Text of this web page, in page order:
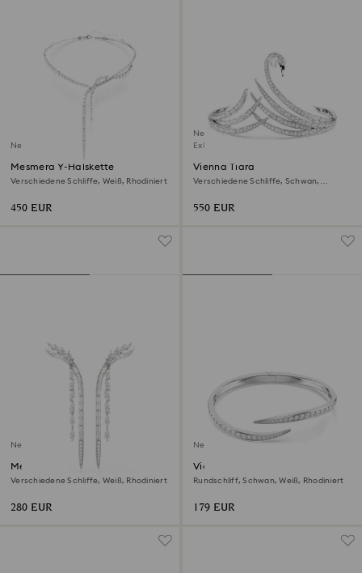
Neu
Mesmera Y-Halskette
Verschiedene Schliffe, Weiß, Rhodiniert
450 EUR
Neu
Exklusiv online
Vienna Tiara
Verschiedene Schliffe, Schwan,
550 EUR
Neu
Mesmera Ohrringe
Verschiedene Schliffe, Weiß, Rhodiniert
280 EUR
Neu
Vienna Armreif
Rundschliff, Schwan, Weiß, Rhodiniert
179 EUR